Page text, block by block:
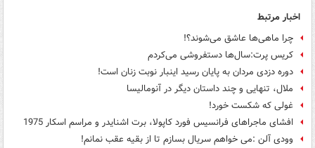
اخبار مرتبط
چرا ماهی‌ها عاشق می‌شوند؟!
کریس پرت:سال‌ها دستفروشی می‌کردم
دوره دزدی مردان به پایان رسید اینبار نوبت زنان است!
ملال، تنهایی و چند داستان دیگر در آنومالیسا
غولی که شکست خورد!
افشای ماجراهای فرانسیس فورد کاپولا، برت اشنایدر و مراسم اسکار 1975
وودی آلن :می خواهم سریال بسازم تا از بقیه عقب نمانم!